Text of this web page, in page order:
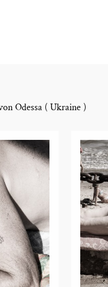
Odessa ( Ukraine )